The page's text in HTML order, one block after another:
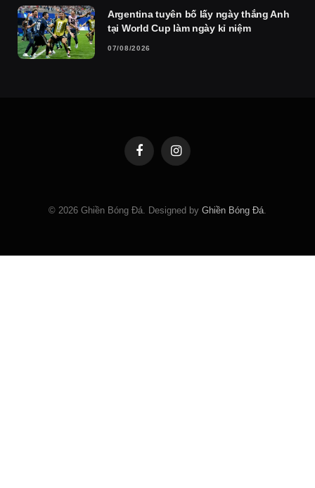
Argentina tuyên bố lấy ngày thắng Anh
tại World Cup làm ngày kỉ niệm
07/08/2026
FacebookInstagram
© 2026 Ghiền Bóng Đá. Designed by Ghiền Bóng Đá